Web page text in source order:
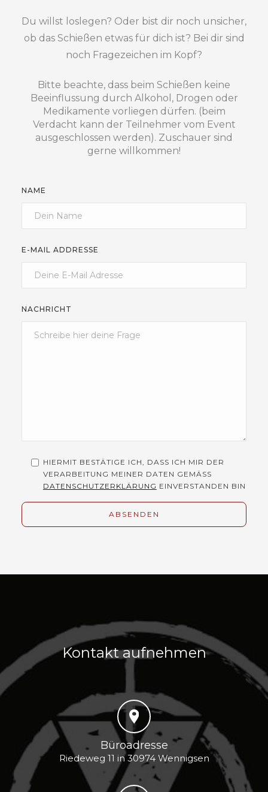
Du willst loslegen? Oder bist dir noch unsicher,
ob das Schießen etwas für dich ist? Bei dir sind
noch Fragezeichen im Kopf?
Bitte beachte, dass beim Schießen keine
Beeinflussung durch Alkohol, Drogen oder
Medikamente vorliegen dürfen. (beim
Verdacht kann der Teilnehmer vom Event
ausgeschlossen werden). Zuschauer sind
gerne willkommen!
NAME
E-MAIL ADDRESSE
NACHRICHT
HIERMIT BESTÄTIGE ICH, DASS ICH MIR DER
VERARBEITUNG MEINER DATEN GEMÄSS
DATENSCHUTZERKLÄRUNG EINVERSTANDEN BIN
Kontakt aufnehmen
Büroadresse
Riedeweg 11 in 30974 Wennigsen